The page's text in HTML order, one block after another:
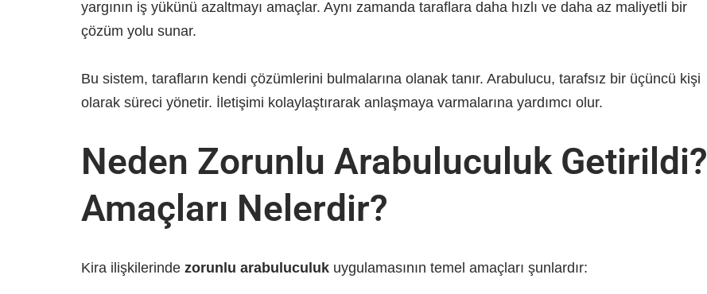
yargının iş yükünü azaltmayı amaçlar. Aynı zamanda taraflara daha hızlı ve daha az maliyetli bir
çözüm yolu sunar.
Bu sistem, tarafların kendi çözümlerini bulmalarına olanak tanır. Arabulucu, tarafsız bir üçüncü kişi
olarak süreci yönetir. İletişimi kolaylaştırarak anlaşmaya varmalarına yardımcı olur.
Neden Zorunlu Arabuluculuk Getirildi?
Amaçları Nelerdir?
Kira ilişkilerinde zorunlu arabuluculuk uygulamasının temel amaçları şunlardır: